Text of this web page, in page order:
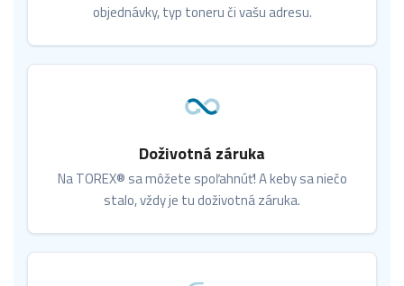
objednávky, typ toneru či vašu adresu.
Doživotná záruka
Na TOREX® sa môžete spoľahnúť! A keby sa niečo
stalo, vždy je tu doživotná záruka.